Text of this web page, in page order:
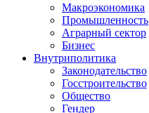
Макроэкономика
Промышленность
Аграрный сектор
Бизнес
Внутриполитика
Законодательство
Госстроительство
Общество
Гендер